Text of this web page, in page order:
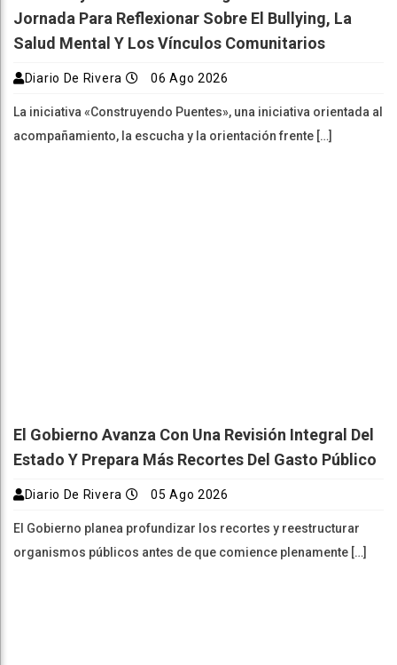
Jornada Para Reflexionar Sobre El Bullying, La
Salud Mental Y Los Vínculos Comunitarios
Diario De Rivera 06 Ago 2026
La iniciativa «Construyendo Puentes», una iniciativa orientada al
acompañamiento, la escucha y la orientación frente […]
El Gobierno Avanza Con Una Revisión Integral Del
Estado Y Prepara Más Recortes Del Gasto Público
Diario De Rivera 05 Ago 2026
El Gobierno planea profundizar los recortes y reestructurar
organismos públicos antes de que comience plenamente […]